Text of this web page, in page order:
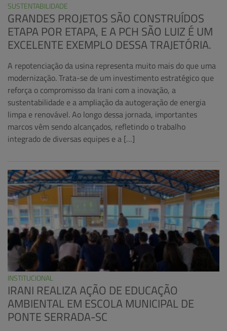
SUSTENTABILIDADE
GRANDES PROJETOS SÃO CONSTRUÍDOS
ETAPA POR ETAPA, E A PCH SÃO LUIZ É UM
EXCELENTE EXEMPLO DESSA TRAJETÓRIA.
A repotenciação da usina representa muito mais do que uma
modernização. Trata-se de um investimento estratégico que
reforça o compromisso da Irani com a inovação, a
sustentabilidade e a ampliação da autogeração de energia
limpa e renovável. Ao longo dessa jornada, importantes
marcos vêm sendo alcançados, refletindo o trabalho
integrado de diversas equipes e a […]
INSTITUCIONAL
IRANI REALIZA AÇÃO DE EDUCAÇÃO
AMBIENTAL EM ESCOLA MUNICIPAL DE
PONTE SERRADA-SC